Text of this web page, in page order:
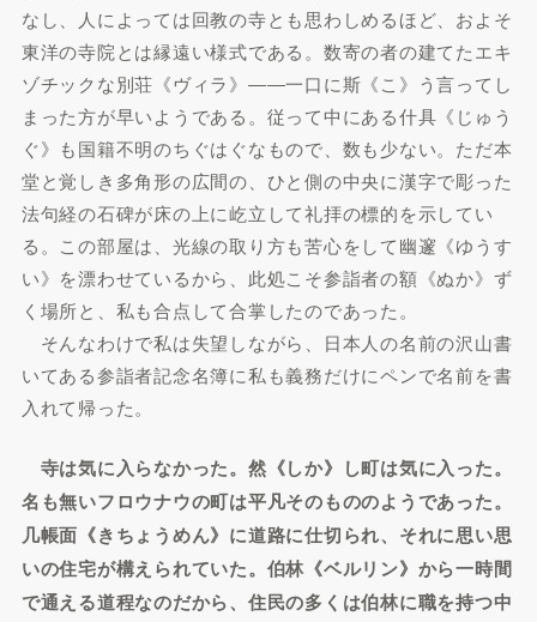
なし、人によっては回教の寺とも思わしめるほど、およそ
東洋の寺院とは縁遠い様式である。数寄の者の建てたエキ
ゾチックな別荘《ヴィラ》――一口に斯《こ》う言ってし
まった方が早いようである。従って中にある什具《じゅう
ぐ》も国籍不明のちぐはぐなもので、数も少ない。ただ本
堂と覚しき多角形の広間の、ひと側の中央に漢字で彫った
法句経の石碑が床の上に屹立して礼拝の標的を示してい
る。この部屋は、光線の取り方も苦心をして幽邃《ゆうす
い》を漂わせているから、此処こそ参詣者の額《ぬか》ず
く場所と、私も合点して合掌したのであった。
そんなわけで私は失望しながら、日本人の名前の沢山書
いてある参詣者記念名簿に私も義務だけにペンで名前を書
入れて帰った。
寺は気に入らなかった。然《しか》し町は気に入った。
名も無いフロウナウの町は平凡そのもののようであった。
几帳面《きちょうめん》に道路に仕切られ、それに思い思
いの住宅が構えられていた。伯林《ベルリン》から一時間
で通える道程なのだから、住民の多くは伯林に職を持つ中